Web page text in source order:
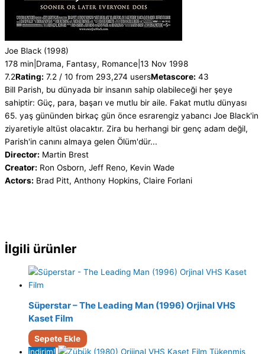
Joe Black (1998)
178 min Drama, Fantasy, Romance 13 Nov 1998
7.2Rating: 7.2 / 10 from 293,274 usersMetascore: 43
Bill Parish, bu dünyada bir insanın sahip olabileceği her şeye
sahiptir: Güç, para, başarı ve mutlu bir aile. Fakat mutlu dünyası
65. yaş gününden birkaç gün önce esrarengiz yabancı Joe Black'in
ziyaretiyle altüst olacaktır. Zira bu herhangi bir genç adam değil,
Parish'in canını almaya gelen Ölüm'dür...
Director: Martin Brest
Creator: Ron Osborn, Jeff Reno, Kevin Wade
Actors: Brad Pitt, Anthony Hopkins, Claire Forlani
İlgili ürünler
Süperstar – The Leading Man (1996) Orjinal VHS
Kaset Film
Sepete Ekle
indirim!
Tükenmiş